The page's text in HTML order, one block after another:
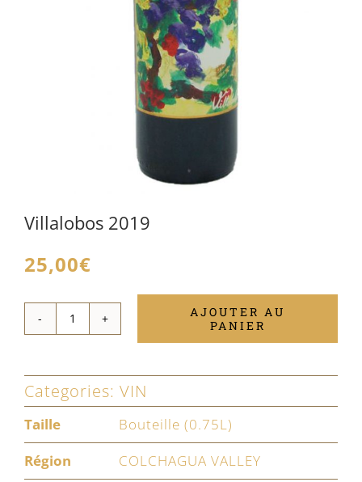
Villalobos 2019
25,00€
quantité
Villalobos
2019
AJOUTER AU
PANIER
Categories: VIN
Taille
Bouteille (0.75L)
Région
COLCHAGUA VALLEY